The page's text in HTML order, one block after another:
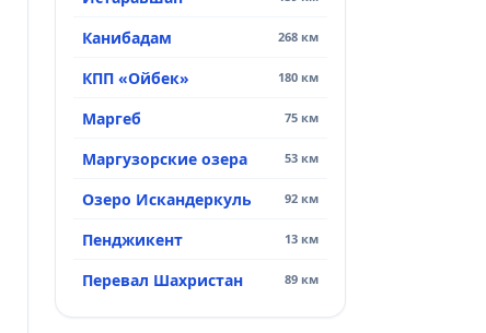
Канибадам 268 км
КПП «Ойбек» 180 км
Маргеб 75 км
Маргузорские озера 53 км
Озеро Искандеркуль 92 км
Пенджикент 13 км
Перевал Шахристан 89 км